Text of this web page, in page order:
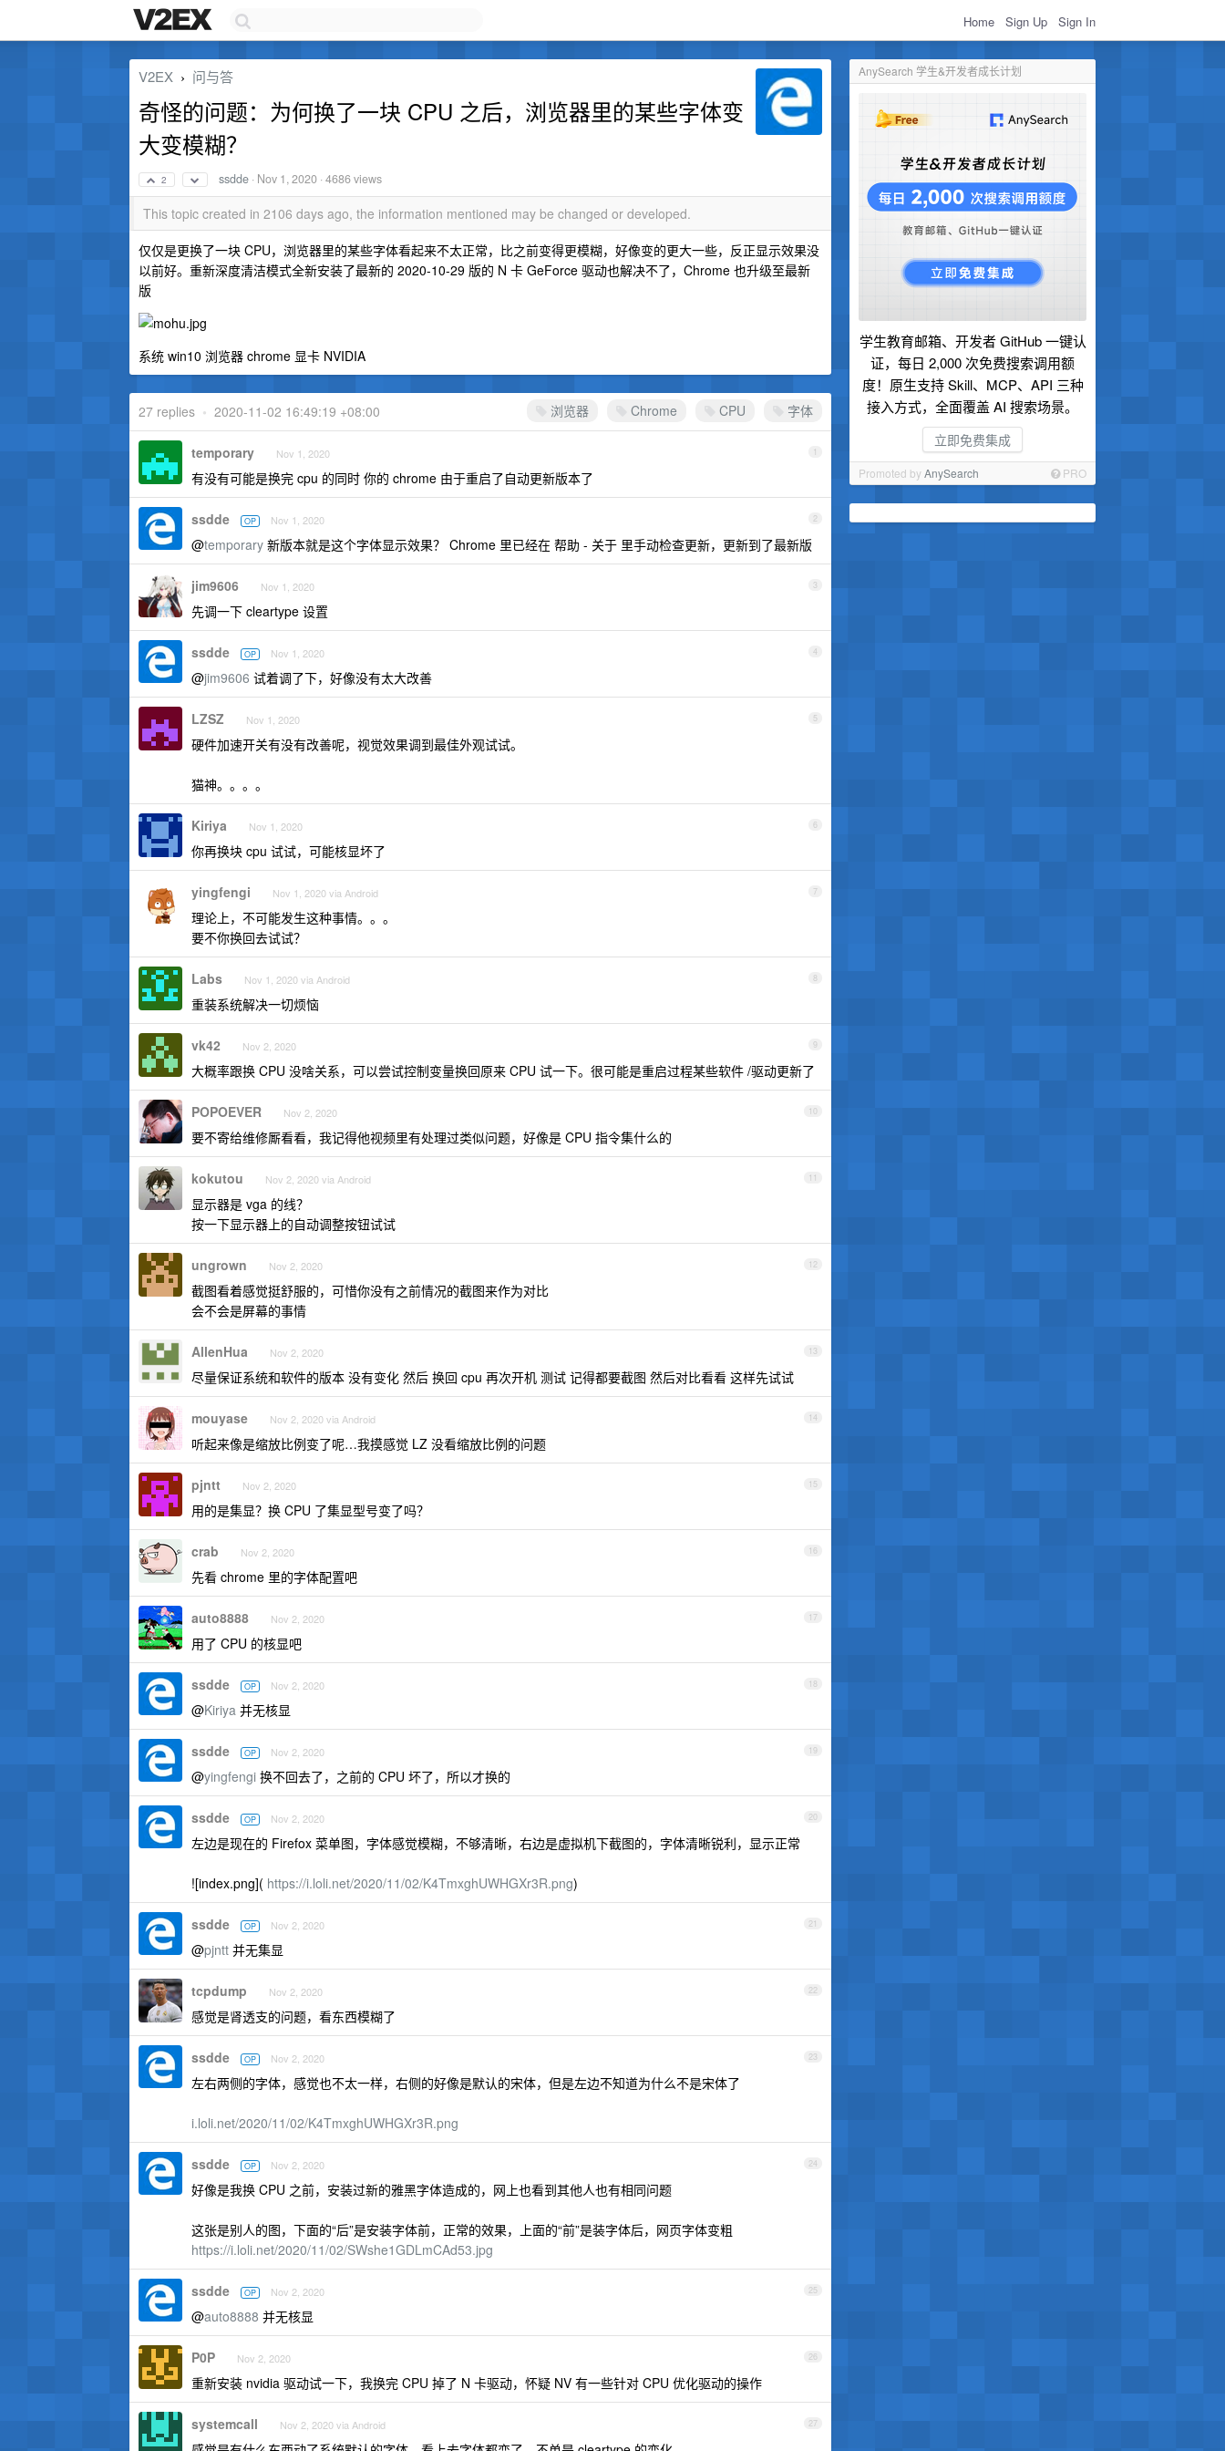
Home Sign Up Sign In
AnySearch 学生&开发者成长计划
学生教育邮箱、开发者 GitHub 一键认
证，每日 2,000 次免费搜索调用额
度！原生支持 Skill、MCP、API 三种
接入方式，全面覆盖 AI 搜索场景。
立即免费集成
Promoted byAnySearch PRO
V2EX › 问与答
奇怪的问题：为何换了一块 CPU 之后，浏览器里的某些字体变
大变模糊？
2 ssdde · Nov 1, 2020 · 4686 views
This topic created in 2106 days ago, the information mentioned may be changed or developed.
仅仅是更换了一块 CPU，浏览器里的某些字体看起来不太正常，比之前变得更模糊，好像变的更大一些，反正显示效果没
以前好。重新深度清洁模式全新安装了最新的 2020-10-29 版的 N 卡 GeForce 驱动也解决不了，Chrome 也升级至最新
版
系统 win10 浏览器 chrome 显卡 NVIDIA
浏览器 Chrome CPU 字体
27 replies • 2020-11-02 16:49:19 +08:00
1
temporary Nov 1, 2020
有没有可能是换完 cpu 的同时 你的 chrome 由于重启了自动更新版本了
2
ssdde OP Nov 1, 2020
@temporary 新版本就是这个字体显示效果？ Chrome 里已经在 帮助 - 关于 里手动检查更新，更新到了最新版
3
jim9606 Nov 1, 2020
先调一下 cleartype 设置
4
ssdde OP Nov 1, 2020
@jim9606 试着调了下，好像没有太大改善
5
LZSZ Nov 1, 2020
硬件加速开关有没有改善呢，视觉效果调到最佳外观试试。
猫神。。。。
6
Kiriya Nov 1, 2020
你再换块 cpu 试试，可能核显坏了
7
yingfengi Nov 1, 2020 via Android
理论上，不可能发生这种事情。。。
要不你换回去试试？
8
Labs Nov 1, 2020 via Android
重装系统解决一切烦恼
9
vk42 Nov 2, 2020
大概率跟换 CPU 没啥关系，可以尝试控制变量换回原来 CPU 试一下。很可能是重启过程某些软件 /驱动更新了
10
POPOEVER Nov 2, 2020
要不寄给维修厮看看，我记得他视频里有处理过类似问题，好像是 CPU 指令集什么的
11
kokutou Nov 2, 2020 via Android
显示器是 vga 的线？
按一下显示器上的自动调整按钮试试
12
ungrown Nov 2, 2020
截图看着感觉挺舒服的，可惜你没有之前情况的截图来作为对比
会不会是屏幕的事情
13
AllenHua Nov 2, 2020
尽量保证系统和软件的版本 没有变化 然后 换回 cpu 再次开机 测试 记得都要截图 然后对比看看 这样先试试
14
mouyase Nov 2, 2020 via Android
听起来像是缩放比例变了呢…我摸感觉 LZ 没看缩放比例的问题
15
pjntt Nov 2, 2020
用的是集显？换 CPU 了集显型号变了吗？
16
crab Nov 2, 2020
先看 chrome 里的字体配置吧
17
auto8888 Nov 2, 2020
用了 CPU 的核显吧
18
ssdde OP Nov 2, 2020
@Kiriya 并无核显
19
ssdde OP Nov 2, 2020
@yingfengi 换不回去了，之前的 CPU 坏了，所以才换的
20
ssdde OP Nov 2, 2020
左边是现在的 Firefox 菜单图，字体感觉模糊，不够清晰，右边是虚拟机下截图的，字体清晰锐利，显示正常
![index.png]( https://i.loli.net/2020/11/02/K4TmxghUWHGXr3R.png)
21
ssdde OP Nov 2, 2020
@pjntt 并无集显
22
tcpdump Nov 2, 2020
感觉是肾透支的问题，看东西模糊了
23
ssdde OP Nov 2, 2020
左右两侧的字体，感觉也不太一样，右侧的好像是默认的宋体，但是左边不知道为什么不是宋体了
i.loli.net/2020/11/02/K4TmxghUWHGXr3R.png
24
ssdde OP Nov 2, 2020
好像是我换 CPU 之前，安装过新的雅黑字体造成的，网上也看到其他人也有相同问题
这张是别人的图，下面的“后”是安装字体前，正常的效果，上面的“前”是装字体后，网页字体变粗
https://i.loli.net/2020/11/02/SWshe1GDLmCAd53.jpg
25
ssdde OP Nov 2, 2020
@auto8888 并无核显
26
P0P Nov 2, 2020
重新安装 nvidia 驱动试一下，我换完 CPU 掉了 N 卡驱动，怀疑 NV 有一些针对 CPU 优化驱动的操作
27
systemcall Nov 2, 2020 via Android